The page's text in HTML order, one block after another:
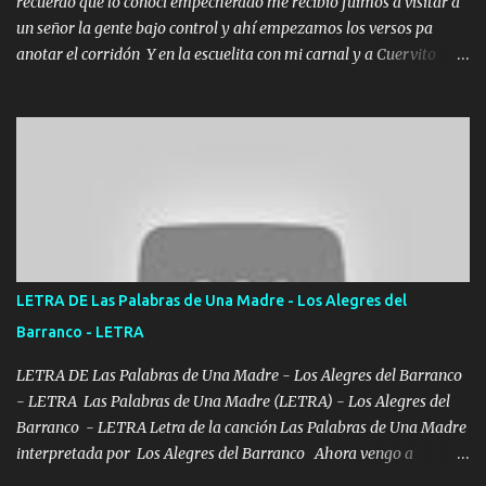
un señor la gente bajo control y ahí empezamos los versos pa
anotar el corridón Y en la escuelita con mi carnal y a Cuervito
verde se le extraña pa que sepan Aquí Pura GENTE DE LA RANA 🐸
POR CLAVE ES EL CALI 4 EN LA CIUDAD TIJUANA Música Al
tirante andamos mi carnal atento a cualquier necesidad no porque
se ve limpio el camino nos confiamos al andar y nunca con la
misma piedra me vuelvo a tropezar Cuando ando de enamorado
en corto me tiró a per...
LETRA DE Las Palabras de Una Madre - Los Alegres del
Barranco - LETRA
LETRA DE Las Palabras de Una Madre - Los Alegres del Barranco
- LETRA Las Palabras de Una Madre (LETRA) - Los Alegres del
Barranco - LETRA Letra de la canción Las Palabras de Una Madre
interpretada por Los Alegres del Barranco Ahora vengo a